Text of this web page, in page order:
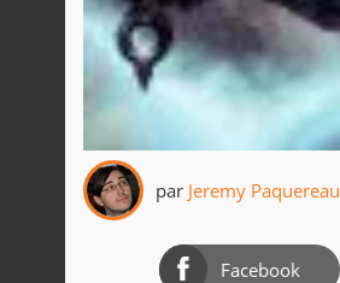
par Jeremy Paquereau
Facebook